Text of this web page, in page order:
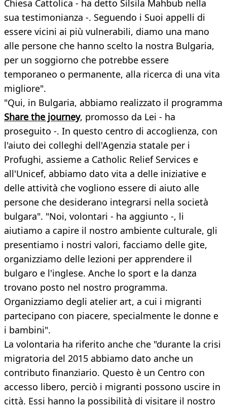
Chiesa Cattolica - ha detto Silsila Mahbub nella
sua testimonianza -. Seguendo i Suoi appelli di
essere vicini ai più vulnerabili, diamo una mano
alle persone che hanno scelto la nostra Bulgaria,
per un soggiorno che potrebbe essere
temporaneo o permanente, alla ricerca di una vita
migliore".
"Qui, in Bulgaria, abbiamo realizzato il programma
Share the journey, promosso da Lei - ha
proseguito -. In questo centro di accoglienza, con
l'aiuto dei colleghi dell'Agenzia statale per i
Profughi, assieme a Catholic Relief Services e
all'Unicef, abbiamo dato vita a delle iniziative e
delle attività che vogliono essere di aiuto alle
persone che desiderano integrarsi nella società
bulgara". "Noi, volontari - ha aggiunto -, li
aiutiamo a capire il nostro ambiente culturale, gli
presentiamo i nostri valori, facciamo delle gite,
organizziamo delle lezioni per apprendere il
bulgaro e l'inglese. Anche lo sport e la danza
trovano posto nel nostro programma.
Organizziamo degli atelier art, a cui i migranti
partecipano con piacere, specialmente le donne e
i bambini".
La volontaria ha riferito anche che "durante la crisi
migratoria del 2015 abbiamo dato anche un
contributo finanziario. Questo è un Centro con
accesso libero, perciò i migranti possono uscire in
città. Essi hanno la possibilità di visitare il nostro